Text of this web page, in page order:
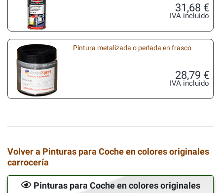
31,68 €
IVA incluido
Pintura metalizada o perlada en frasco
28,79 €
IVA incluido
Volver a Pinturas para Coche en colores originales
carrocería
Pinturas para Coche en colores originales